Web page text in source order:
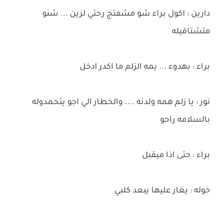
دارين : اكول براء شو مشفتج رحتي لزين ... شنو
متشتاقيله
براء : بهدوء ... يمه الزلم ما اكدر ادخل
نور : يا زلم همه ولدنه .... والخطار الي اجو يتحمدوله
بالسلامه راحو
براء : حتى اذا ميقبل
خوله : يغار عليها يبعد كلبي